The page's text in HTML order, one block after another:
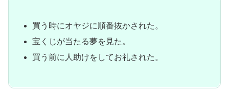
買う時にオヤジに順番抜かされた。
宝くじが当たる夢を見た。
買う前に人助けをしてお礼された。